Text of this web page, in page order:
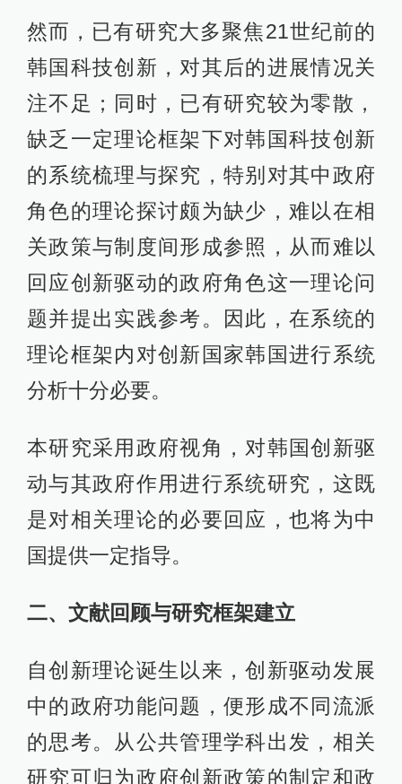
然而，已有研究大多聚焦21世纪前的
韩国科技创新，对其后的进展情况关
注不足；同时，已有研究较为零散，
缺乏一定理论框架下对韩国科技创新
的系统梳理与探究，特别对其中政府
角色的理论探讨颇为缺少，难以在相
关政策与制度间形成参照，从而难以
回应创新驱动的政府角色这一理论问
题并提出实践参考。因此，在系统的
理论框架内对创新国家韩国进行系统
分析十分必要。
本研究采用政府视角，对韩国创新驱
动与其政府作用进行系统研究，这既
是对相关理论的必要回应，也将为中
国提供一定指导。
二、文献回顾与研究框架建立
自创新理论诞生以来，创新驱动发展
中的政府功能问题，便形成不同流派
的思考。从公共管理学科出发，相关
研究可归为政府创新政策的制定和政